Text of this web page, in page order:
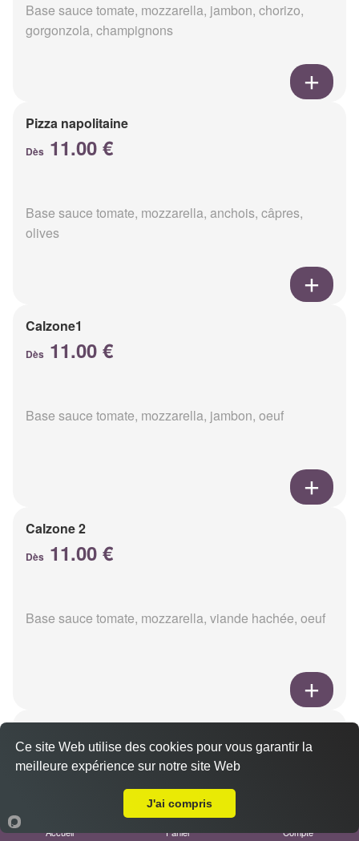
Base sauce tomate, mozzarella, jambon, chorizo,
gorgonzola, champignons
Pizza napolitaine
Dès 11.00 €
Base sauce tomate, mozzarella, anchois, câpres,
olives
Calzone1
Dès 11.00 €
Base sauce tomate, mozzarella, jambon, oeuf
Calzone 2
Dès 11.00 €
Base sauce tomate, mozzarella, viande hachée, oeuf
Dès 11.00 €
Base sauce tomate, mozzarella, oeuf, poulet,
Accueil Panier Compte
Ce site Web utilise des cookies pour vous garantir la
meilleure expérience sur notre site Web
J'ai compris